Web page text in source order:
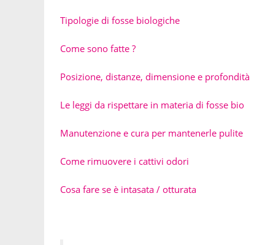
Tipologie di fosse biologiche
Come sono fatte ?
Posizione, distanze, dimensione e profondità
Le leggi da rispettare in materia di fosse bio
Manutenzione e cura per mantenerle pulite
Come rimuovere i cattivi odori
Cosa fare se è intasata / otturata